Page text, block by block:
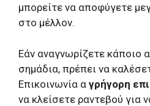
μπορείτε να αποφύγετε
στο μέλλον.
Εάν αναγνωρίζετε κάποιο
σημάδια, πρέπει να
Επικοινωνία α γρήγορη
να κλείσετε ραντεβού για